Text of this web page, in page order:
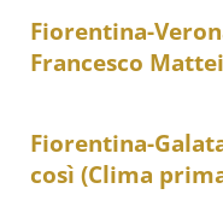
Fiorentina-
Francesco
Fiorentina-
così (Clima